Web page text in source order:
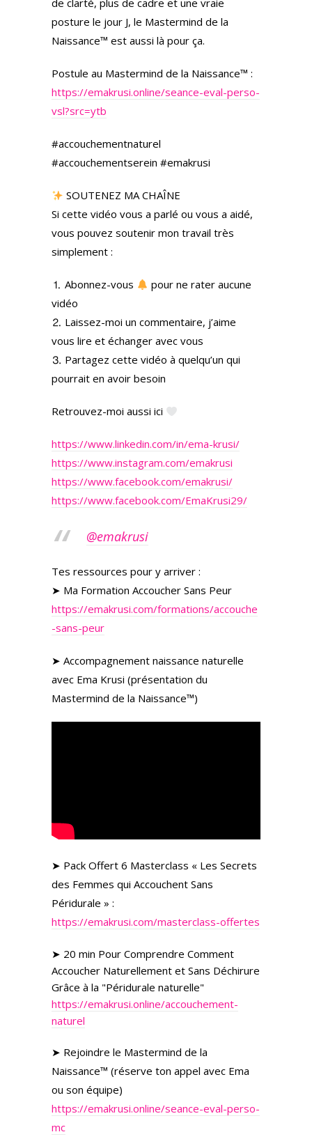
de clarté, plus de cadre et une vraie
posture le jour J, le Mastermind de la
Naissance™ est aussi là pour ça.
Postule au Mastermind de la Naissance™ :
https://emakrusi.online/seance-eval-perso-
vsl?src=ytb
#accouchementnaturel
#accouchementserein #emakrusi
SOUTENEZ MA CHAÎNE
Si cette vidéo vous a parlé ou vous a aidé,
vous pouvez soutenir mon travail très
simplement :
⒈ Abonnez-vous
pour ne rater aucune
vidéo
⒉ Laissez-moi un commentaire, j’aime
vous lire et échanger avec vous
⒊ Partagez cette vidéo à quelqu’un qui
pourrait en avoir besoin
Retrouvez-moi aussi ici
https://www.linkedin.com/in/ema-krusi/
https://www.instagram.com/emakrusi
https://www.facebook.com/emakrusi/
https://www.facebook.com/EmaKrusi29/
@emakrusi
Tes ressources pour y arriver :
➤ Ma Formation Accoucher Sans Peur
https://emakrusi.com/formations/accouche
-sans-peur
➤ Accompagnement naissance naturelle
avec Ema Krusi (présentation du
Mastermind de la Naissance™)
➤ Pack Offert 6 Masterclass « Les Secrets
des Femmes qui Accouchent Sans
Péridurale » :
https://emakrusi.com/masterclass-offertes
➤ 20 min Pour Comprendre Comment
Accoucher Naturellement et Sans Déchirure
Grâce à la "Péridurale naturelle"
https://emakrusi.online/accouchement-
naturel
➤ Rejoindre le Mastermind de la
Naissance™ (réserve ton appel avec Ema
ou son équipe)
https://emakrusi.online/seance-eval-perso-
mc